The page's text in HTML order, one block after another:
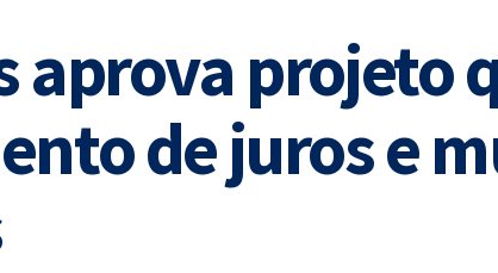
aprova projeto
de juros e